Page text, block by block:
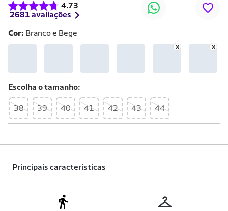
4.73
2681 avaliações
Cor: Branco e Bege
Escolha otamanho
38 39 40 41 42 43 44
Principais características